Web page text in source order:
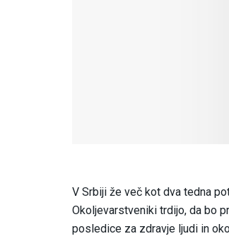
V Srbiji že več kot dva tedna
Okoljevarstveniki trdijo, da bo
posledice za zdravje ljudi in